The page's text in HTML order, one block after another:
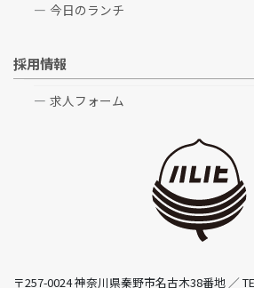
今日のランチ
採用情報
求人フォーム
〒257-0024 神奈川県秦野市名古木38番地 ／